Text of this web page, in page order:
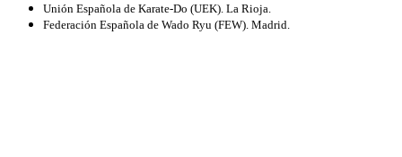
Unión Española de Karate-Do (UEK). La Rioja.
Federación Española de Wado Ryu (FEW). Madrid.